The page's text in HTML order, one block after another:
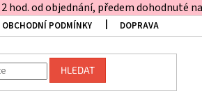
2 hod. od objednání, předem dohodnuté
OBCHODNÍ PODMÍNKY DOPRAVA
HLEDAT